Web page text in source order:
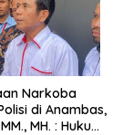
Narkoba
di Anambas,
MH. : Hukum